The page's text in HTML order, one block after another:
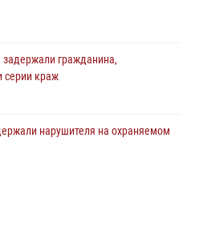
гражданина,
серии краж
нарушителя на охраняемом